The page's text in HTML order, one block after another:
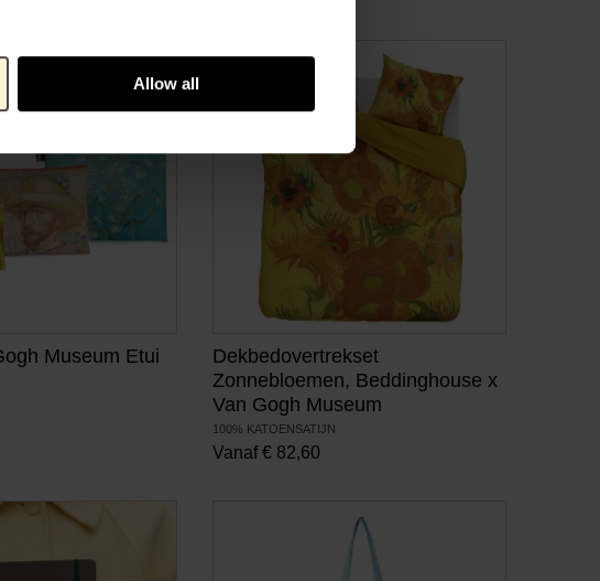
Allow all
Museum Etui
Dekbedovertrekset
Zonnebloemen, Beddinghouse x
Van Gogh Museum
100% KATOENSATIJN
Vanaf € 82,60